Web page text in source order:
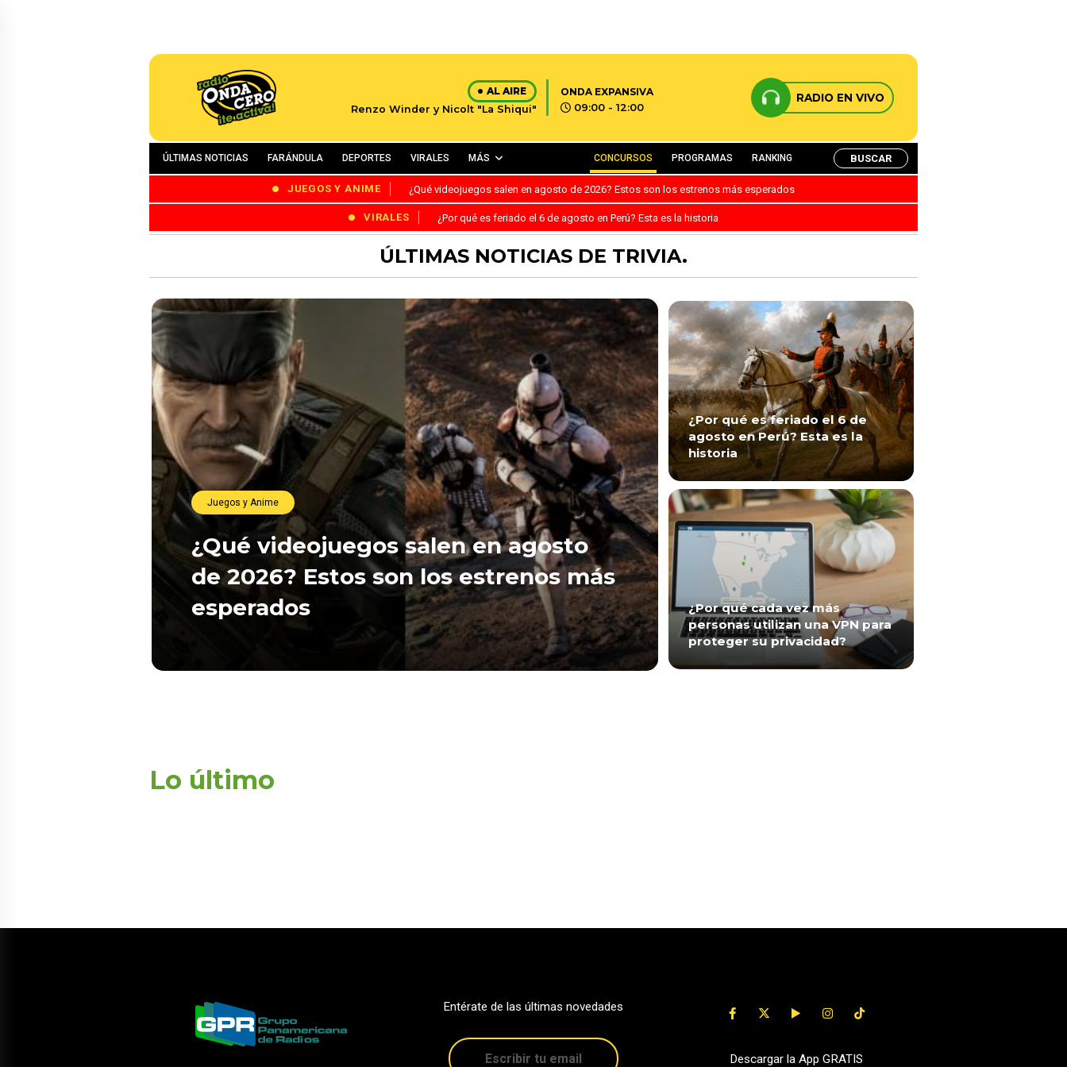
AL AIRE
Renzo Winder y Nicolt "La Shiqui"
ONDA EXPANSIVA
09:00 - 12:00
RADIO EN VIVO
ÚLTIMAS NOTICIAS FARÁNDULA DEPORTES VIRALES MÁS CONCURSOS PROGRAMAS RANKING BUSCAR
JUEGOS Y ANIME ¿Qué videojuegos salen en agosto de 2026? Estos son los estrenos más esperados
VIRALES ¿Por qué es feriado el 6 de agosto en Perú? Esta es la historia
ÚLTIMAS NOTICIAS DE TRIVIA.
Juegos y Anime
¿Qué videojuegos salen en agosto
de 2026? Estos son los estrenos más
esperados
¿Por qué es feriado el 6 de
agosto en Perú? Esta es la
historia
¿Por qué cada vez más
personas utilizan una VPN para
proteger su privacidad?
Lo último
Entérate de las últimas novedades
Descargar la App GRATIS